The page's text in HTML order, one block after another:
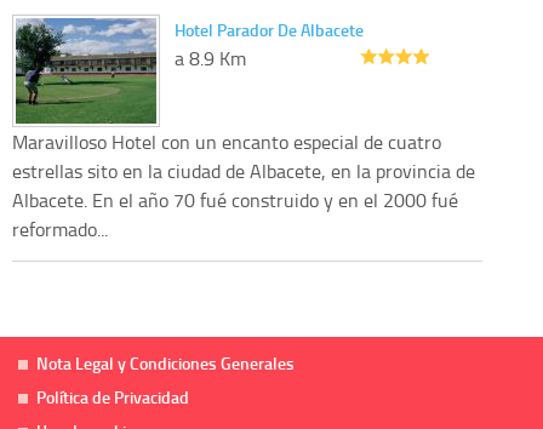
Hotel Parador De Albacete
a 8.9 Km
Maravilloso Hotel con un encanto especial de cuatro
estrellas sito en la ciudad de Albacete, en la provincia de
Albacete. En el año 70 fué construido y en el 2000 fué
reformado...
Nota Legal y Condiciones Generales
Política de Privacidad